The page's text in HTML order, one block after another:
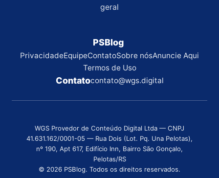
geral
PSBlog
PrivacidadeEquipeContatoSobre nósAnuncie Aqui
Termos de Uso
Contatocontato@wgs.digital
WGS Provedor de Conteúdo Digital Ltda — CNPJ
41.631.162/0001-05 — Rua Dois (Lot. Pq. Una Pelotas),
nº 190, Apt 617, Edifício Inn, Bairro São Gonçalo,
Pelotas/RS
© 2026 PSBlog. Todos os direitos reservados.